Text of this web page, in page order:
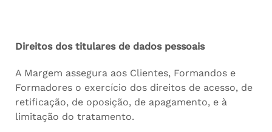
Direitos dos titulares de dados pessoais
A Margem assegura aos Clientes, Formandos e
Formadores o exercício dos direitos de acesso, de
retificação, de oposição, de apagamento, e à
limitação do tratamento.